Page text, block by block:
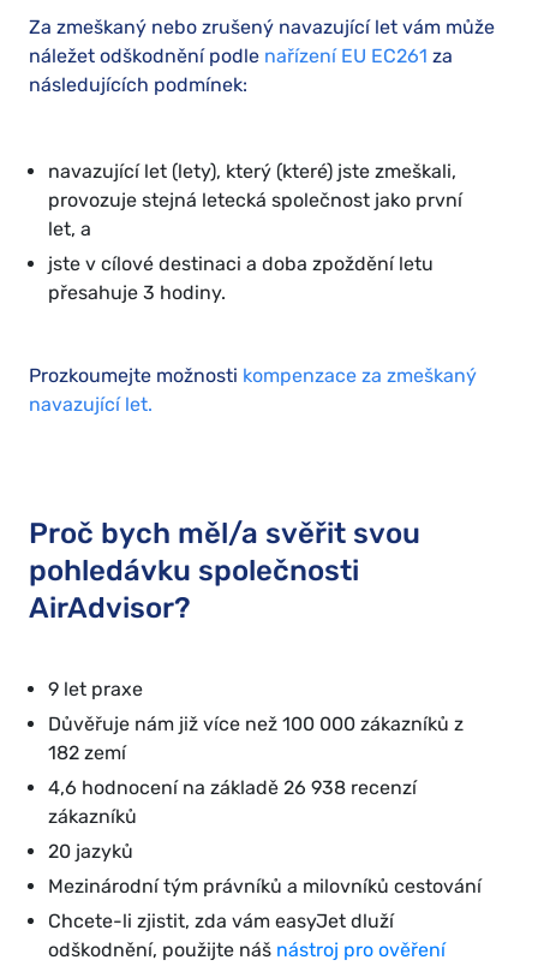
Za zmeškaný nebo zrušený navazující let vám může
náležet odškodnění podle nařízení EU EC261 za
následujících podmínek:
navazující let (lety), který (které) jste zmeškali,
provozuje stejná letecká společnost jako první
let, a
jste v cílové destinaci a doba zpoždění letu
přesahuje 3 hodiny.
Prozkoumejte možnosti kompenzace za zmeškaný
navazující let.
Proč bych měl/a svěřit svou
pohledávku společnosti
AirAdvisor?
9 let praxe
Důvěřuje nám již více než 100 000 zákazníků z
182 zemí
4,6 hodnocení na základě 26 938 recenzí
zákazníků
20 jazyků
Mezinárodní tým právníků a milovníků cestování
Chcete-li zjistit, zda vám easyJet dluží
odškodnění, použijte náš nástroj pro ověření